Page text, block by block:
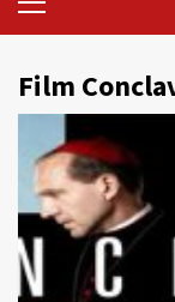
Menu
Film